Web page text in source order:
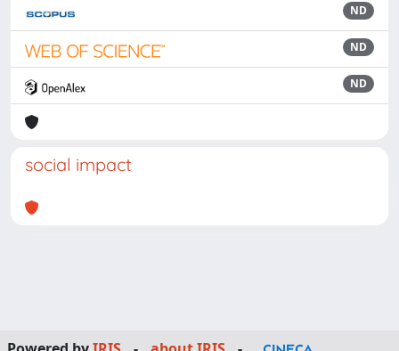
ND
ND
ND
social impact